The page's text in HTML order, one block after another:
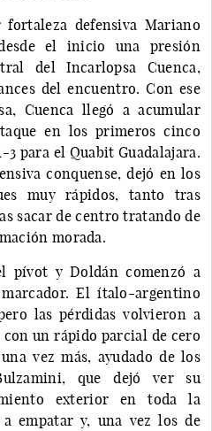
defensiva Mariano
el inicio una presión
del Incarlopsa Cuenca,
del encuentro. Con ese
Cuenca llegó a acumular
en los primeros cinco
para el Quabit Guadalajara.
conquense, dejó en los
muy rápidos, tanto tras
sacar de centro tratando de
morada.
pívot y Doldán comenzó a
El ítalo-argentino
las pérdidas volvieron a
un rápido parcial de cero
vez más, ayudado de los
que dejó ver su
exterior en toda la
empatar y, una vez los de